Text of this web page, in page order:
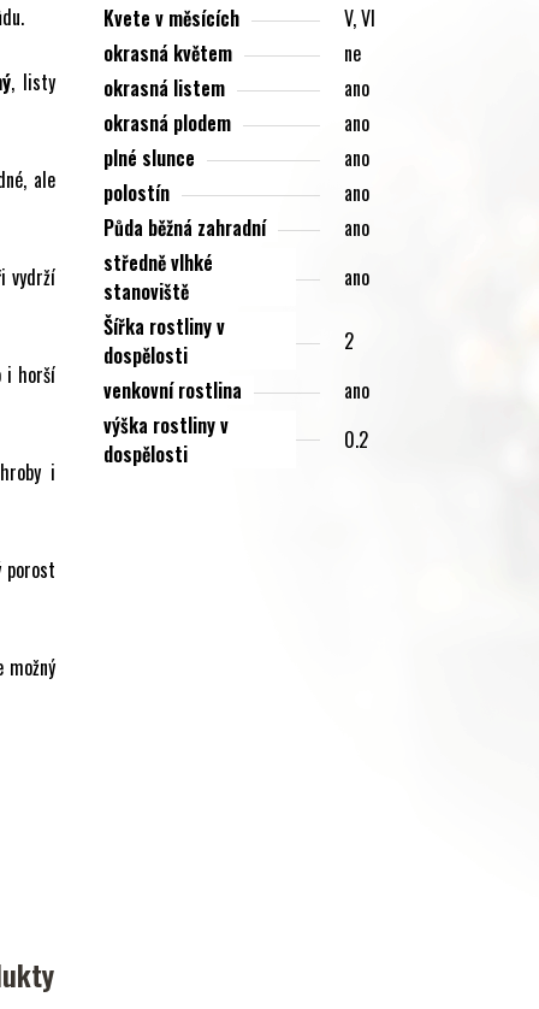
, listy
ale
vydrží
i horší
i
porost
možný
Kvete v měsících
V, VI
okrasná květem
ne
okrasná listem
ano
okrasná plodem
ano
plné slunce
ano
polostín
ano
Půda běžná zahradní
ano
středně vlhké
stanoviště
ano
Šířka rostliny v
dospělosti
2
venkovní rostlina
ano
výška rostliny v
dospělosti
0.2